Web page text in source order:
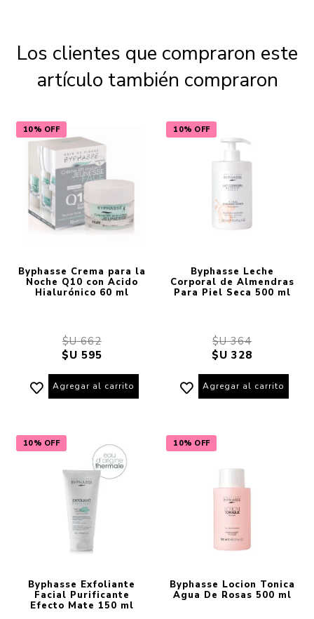
Los clientes que compraron este
artículo también compraron
10% OFF
Byphasse Crema para la
Noche Q10 con Acido
Hialurónico 60 ml
$U 662
$U 595
Agregar al carrito
10% OFF
Byphasse Leche
Corporal de Almendras
Para Piel Seca 500 ml
$U 364
$U 328
Agregar al carrito
10% OFF
Byphasse Exfoliante
Facial Purificante
Efecto Mate 150 ml
10% OFF
Byphasse Locion Tonica
Agua De Rosas 500 ml